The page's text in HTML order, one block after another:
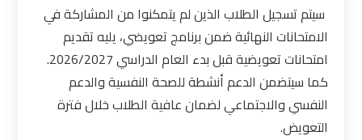
سيتم تسجيل الطلاب الذين لم يتمكنوا من المشاركة في
الامتحانات النهائية ضمن برنامج تعويضي، يليه تقديم
امتحانات تعويضية قبل بدء العام الدراسي 2026/2027.
كما سيتضمن الدعم أنشطة للصحة النفسية والدعم
النفسي والاجتماعي لضمان عافية الطلاب خلال فترة
التعويض.